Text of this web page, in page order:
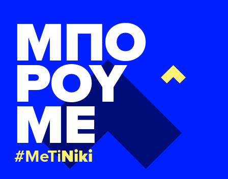
ΜΠΟ
ΡΟΥ
ΜΕ
#MeTiNiki